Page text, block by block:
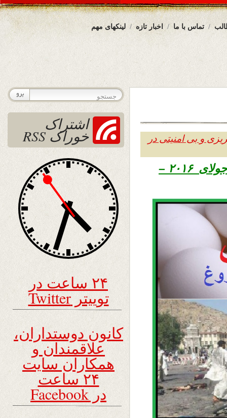
لینکهای مهم اخبار تازه تماس با ما
و بی امنیتی در
تاریخ نشر یکشنبه دهم اسد ۱۳۹۵ – ۳۱ جولای ۲۰۱۶ –
اشتراک
خوراک RSS
۲۴ ساعت در
توییتر Twitter
کانون دوستداران،
علاقمندان و
همکاران سایت
۲۴ ساعت
در Facebook